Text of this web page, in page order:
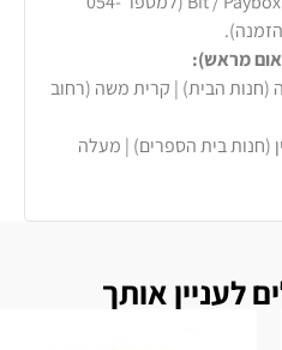
מראש):
(חנות הבית) | קרית משה (רחוב
(חנות בית הספרים) | מעלה
לעניין אותך